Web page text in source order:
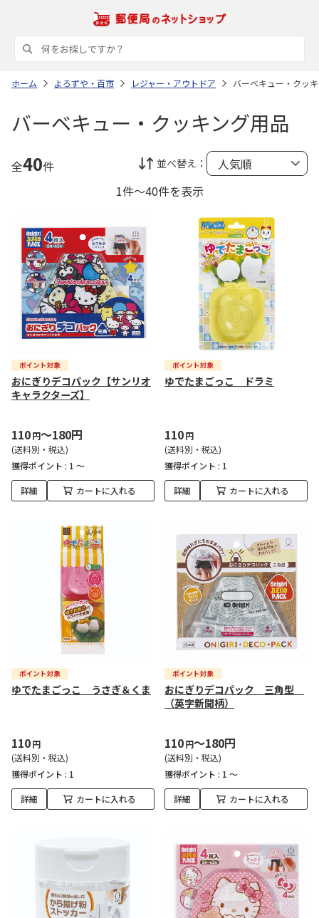
ホーム よろずや・百市 レジャー・アウトドア バーベキュー・クッ
バーベキュー・クッキング用品
全40件 並べ替え：
1件～40件を表示
おにぎりデコパック【サンリオ
キャラクターズ】
110円～180円
(送料別・税込)
獲得ポイント : 1 ～
詳細 カートに入れる
ゆでたまごっこ ドラミ
110円
(送料別・税込)
獲得ポイント : 1
詳細 カートに入れる
ゆでたまごっこ うさぎ＆くま
110円
(送料別・税込)
獲得ポイント : 1
詳細 カートに入れる
おにぎりデコパック 三角型
（英字新聞柄）
110円～180円
(送料別・税込)
獲得ポイント : 1 ～
詳細 カートに入れる